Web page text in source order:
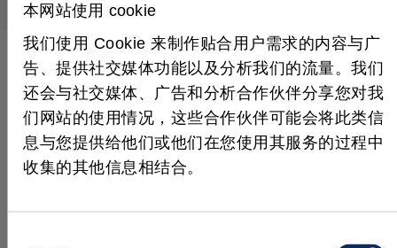
本网站使用 cookie
我们使用 Cookie 来制作贴合用户需求的内容与广
告、提供社交媒体功能以及分析我们的流量。我们
还会与社交媒体、广告和分析合作伙伴分享您对我
们网站的使用情况，这些合作伙伴可能会将此类信
息与您提供给他们或他们在您使用其服务的过程中
收集的其他信息相结合。
应用、功能及更多内容
更多视频